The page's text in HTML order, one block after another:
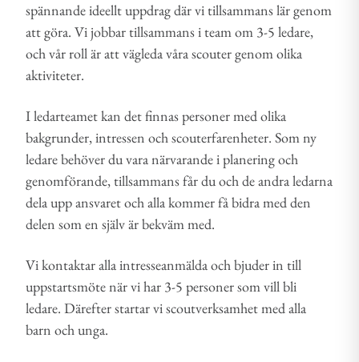
spännande ideellt uppdrag där vi tillsammans lär genom
att göra. Vi jobbar tillsammans i team om 3-5 ledare,
och vår roll är att vägleda våra scouter genom olika
aktiviteter.
I ledarteamet kan det finnas personer med olika
bakgrunder, intressen och scouterfarenheter. Som ny
ledare behöver du vara närvarande i planering och
genomförande, tillsammans får du och de andra ledarna
dela upp ansvaret och alla kommer få bidra med den
delen som en själv är bekväm med.
Vi kontaktar alla intresseanmälda och bjuder in till
uppstartsmöte när vi har 3-5 personer som vill bli
ledare. Därefter startar vi scoutverksamhet med alla
barn och unga.